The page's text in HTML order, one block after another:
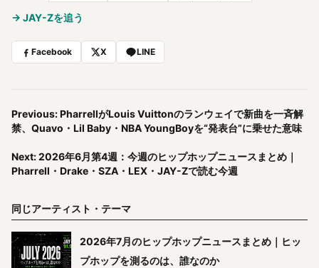
→ JAY-Zを追う
Facebook X LINE
Previous: PharrellがLouis Vuittonのランウェイで新曲を一斉解
禁、Quavo・Lil Baby・NBA YoungBoyを“発表台”に乗せた意味
Next: 2026年6月第4週：今週のヒップホップニュースまとめ｜
Pharrell・Drake・SZA・LEX・JAY-Zで読む今週
同じアーティスト・テーマ
2026年7月のヒップホップニュースまとめ｜ヒッ
プホップを測るのは、誰なのか